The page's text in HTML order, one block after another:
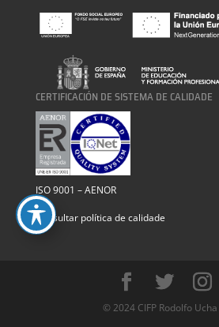
CERTIFICACIÓN DE SISTEMA DE CALIDADE
ISO 9001 – AENOR
Consultar política de calidade
© 2024 CIFP Rodolfo